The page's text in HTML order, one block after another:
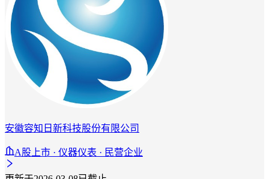
安徽容知日新科技股份有限公司
A股上市 · 仪器仪表 · 民营企业